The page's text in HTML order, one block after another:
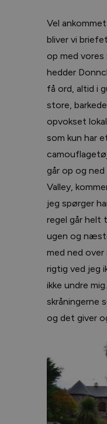
Vel
bliver vi
op med vores
hedder
få ord, altid i
store,
opvokset
som kun har
går op og ned
Valley,
jeg spørger
regel går helt
ugen og
med ned over
rigtig ved jeg
ikke undre
skråningerne
og det giver